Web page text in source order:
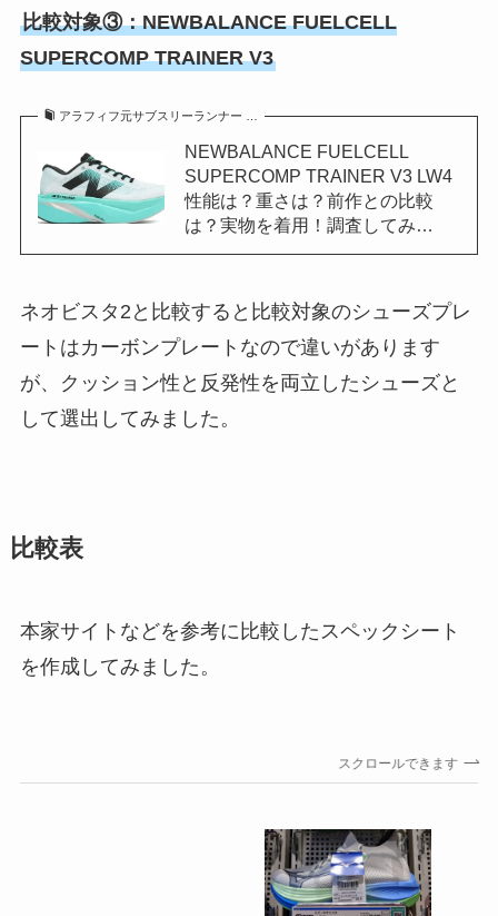
比較対象③：NEWBALANCE FUELCELL
SUPERCOMP TRAINER V3
アラフィフ元サブスリーランナー …
NEWBALANCE FUELCELL
SUPERCOMP TRAINER V3 LW4
性能は？重さは？前作との比較
は？実物を着用！調査してみ…
ネオビスタ2と比較すると比較対象のシューズプレ
ートはカーボンプレートなので違いがあります
が、クッション性と反発性を両立したシューズと
して選出してみました。
比較表
本家サイトなどを参考に比較したスペックシート
を作成してみました。
スクロールできます